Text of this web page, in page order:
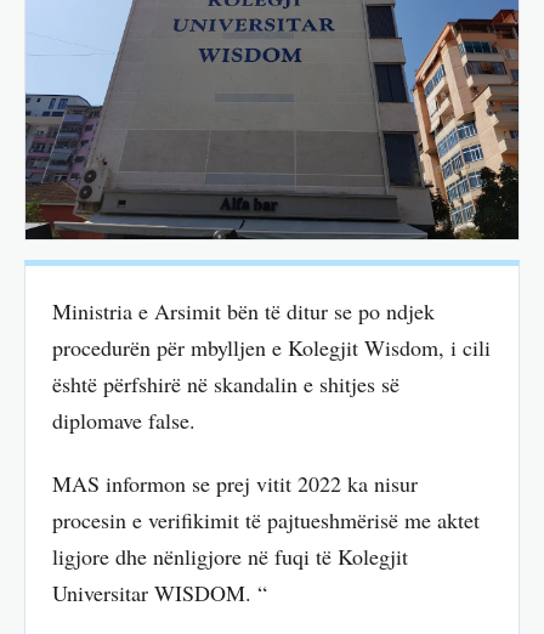
Ministria e Arsimit bën të ditur se po ndjek
procedurën për mbylljen e Kolegjit Wisdom, i cili
është përfshirë në skandalin e shitjes së
diplomave false.
MAS informon se prej vitit 2022 ka nisur
procesin e verifikimit të pajtueshmërisë me aktet
ligjore dhe nënligjore në fuqi të Kolegjit
Universitar WISDOM. “